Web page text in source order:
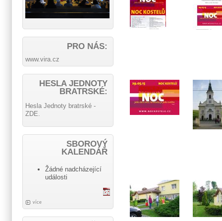
PRO NÁS:
www.vira.cz
HESLA JEDNOTY
BRATRSKÉ:
Hesla Jednoty bratrské -
ZDE.
SBOROVÝ
KALENDÁŘ
Žádné nadcházející
události
více